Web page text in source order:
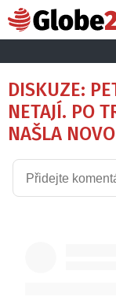
DISKUZE:
NETAJÍ. PO
NAŠLA